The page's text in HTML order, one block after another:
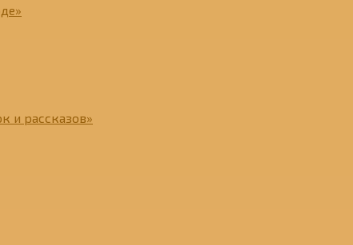
и рассказов»